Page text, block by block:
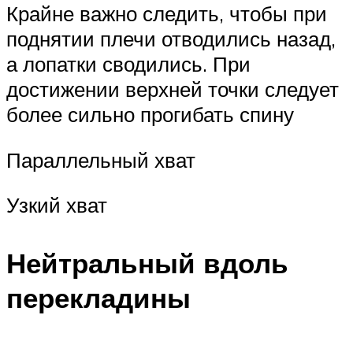
Крайне важно следить, чтобы при
поднятии плечи отводились назад,
а лопатки сводились. При
достижении верхней точки следует
более сильно прогибать спину
Параллельный хват
Узкий хват
Нейтральный вдоль
перекладины